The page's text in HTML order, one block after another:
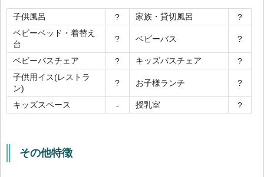
子供風呂 ? 家族・貸切風呂
?
ベビーベッド・着替え
台
? ベビーバス ?
ベビーバスチェア ? キッズバスチェア
?
子供用イス(レストラ
ン)
? お子様ランチ ?
キッズスペース - 授乳室 ?
その他特徴